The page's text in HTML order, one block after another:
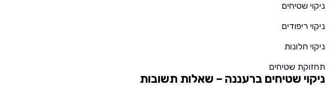
ניקוי שטיחים
ניקוי ריפודים
ניקוי חלונות
תחזוקת שטיחים
ניקוי שטיחים ברעננה – שאלות תשובות